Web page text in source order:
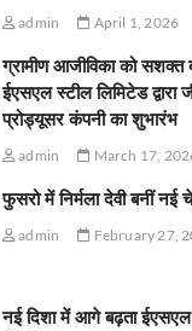
admin April 1, 2026
ग्रामीण आजीविका को सशक्त
ईएसएल स्टील लिमिटेड द्वारा
प्रोड्यूसर कंपनी का शुभारंभ
admin March 17,
फुसरो में निर्मला देवी बनीं नई
admin February 27,
नई दिशा में आगे बढ़ता ईएसएल